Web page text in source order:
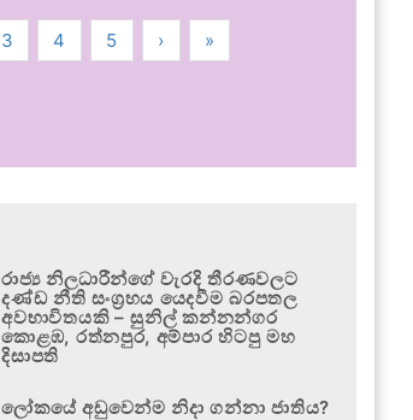
3 4 5 › »
රාජ්‍ය නිලධාරීන්ගේ වැරදි තීරණවලට
දණ්ඩ නීති සංග්‍රහය යෙදවීම බරපතල
අවභාවිතයකි – සුනිල් කන්නන්ගර
කොළඹ, රත්නපුර, අම්පාර හිටපු මහ
දිසාපති
ලෝකයේ අඩුවෙන්ම නිදා ගන්නා ජාතිය?